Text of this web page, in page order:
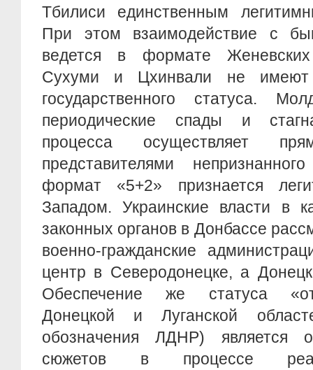
Тбилиси единственным
При этом взаимодействие с
ведется в формате Женевских
Сухуми и Цхинвали не имеют
государственного статуса.
периодические спады и
процесса осуществляет
представителями
формат «5+2» признается
Западом. Украинские власти в
законных органов в Донбассе
военно-гражданские
центр в Северодонецке, а
Обеспечение же статуса
Донецкой и Луганской
обозначения ЛДНР) является
сюжетов в процессе